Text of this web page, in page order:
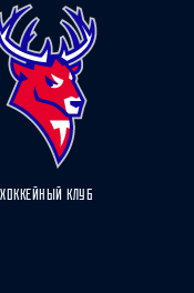
ХОККЕЙНЫЙ КЛУБ